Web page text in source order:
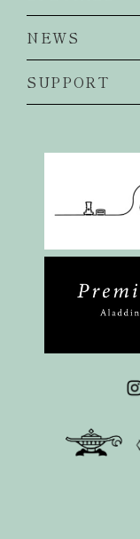
NEWS
SUPPORT